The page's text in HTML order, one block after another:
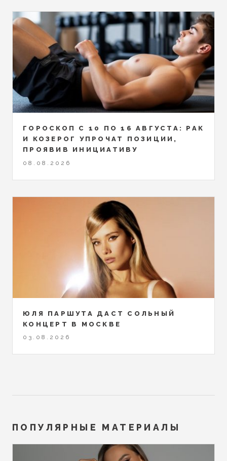
ГОРОСКОП С 10 ПО 16 АВГУСТА: РАК
И КОЗЕРОГ УПРОЧАТ ПОЗИЦИИ,
ПРОЯВИВ ИНИЦИАТИВУ
08.08.2026
ЮЛЯ ПАРШУТА ДАСТ СОЛЬНЫЙ
КОНЦЕРТ В МОСКВЕ
03.08.2026
ПОПУЛЯРНЫЕ МАТЕРИАЛЫ